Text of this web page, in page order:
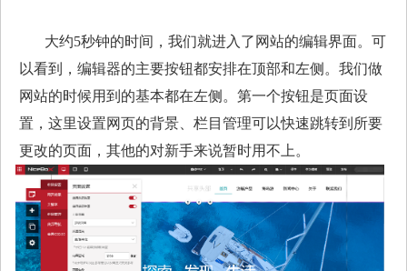
大约5秒钟的时间，我们就进入了网站的编辑界面。可
以看到，编辑器的主要按钮都安排在顶部和左侧。我们做
网站的时候用到的基本都在左侧。第一个按钮是页面设
置，这里设置网页的背景、栏目管理可以快速跳转到所要
更改的页面，其他的对新手来说暂时用不上。